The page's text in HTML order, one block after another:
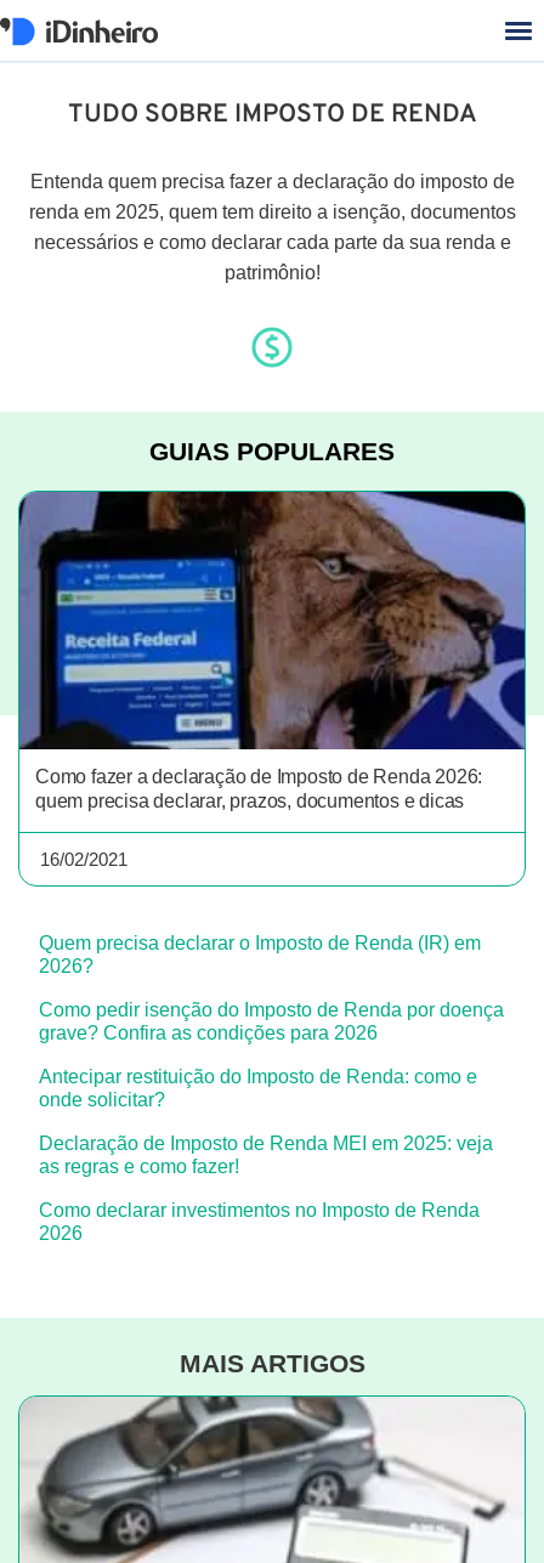
TUDO SOBRE IMPOSTO DE RENDA
Entenda quem precisa fazer a declaração do imposto de
renda em 2025, quem tem direito a isenção, documentos
necessários e como declarar cada parte da sua renda e
patrimônio!
GUIAS POPULARES
Como fazer a declaração de Imposto de Renda 2026:
quem precisa declarar, prazos, documentos e dicas
16/02/2021
Quem precisa declarar o Imposto de Renda (IR) em
2026?
Como pedir isenção do Imposto de Renda por doença
grave? Confira as condições para 2026
Antecipar restituição do Imposto de Renda: como e
onde solicitar?
Declaração de Imposto de Renda MEI em 2025: veja
as regras e como fazer!
Como declarar investimentos no Imposto de Renda
2026
MAIS ARTIGOS